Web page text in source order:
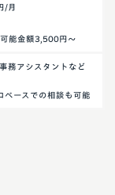
/月
能金額3,500円～
務アシスタントなど
ベースでの相談も可能